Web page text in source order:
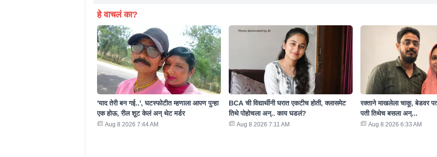
हे वाचलं का?
'याद तेरी बन गई..', घटस्फोटीत म्हणाला आपण पुन्हा
एक होऊ, रील शूट केलं अन् थेट मर्डर
Aug 8 2026 7:44 AM
BCA ची विद्यार्थीनी घरात एकटीच होती, क्लासमेट
तिथे पोहोचला अन्.. काय घडलं?
Aug 8 2026 7:11 AM
रक्ताने माखलेला चाकू, बेडवर
पती तिथेच बसला अन्...
Aug 8 2026 6:33 AM